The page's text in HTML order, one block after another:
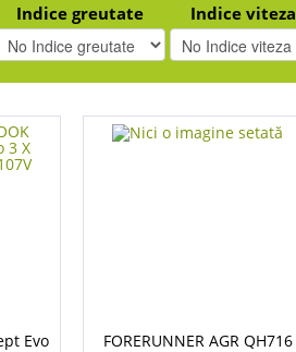
Indice greutate Indice viteza
Evo
FORERUNNER AGR QH716